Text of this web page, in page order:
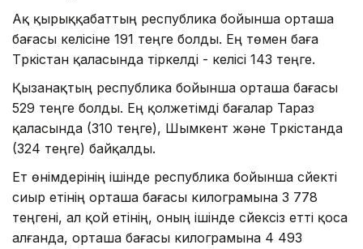
Ақ қырыққабаттың республика бойынша орташа
бағасы келісіне 191 теңге болды. Ең төмен баға
Түркістан қаласында тіркелді - келісі 143 теңге.
Қызанақтың республика бойынша орташа бағасы
529 теңге болды. Ең қолжетімді бағалар Тараз
қаласында (310 теңге), Шымкент және Түркістанда
(324 теңге) байқалды.
Ет өнімдерінің ішінде республика бойынша сүйекті
сиыр етінің орташа бағасы килограмына 3 778
теңгені, ал қой етінің, оның ішінде сүйексіз етті қоса
алғанда, орташа бағасы килограмына 4 493